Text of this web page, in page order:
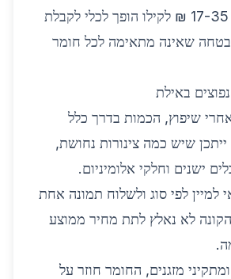
בסיווג. כך טווח 17-35 ₪ לקילו הופך לכלי לקבלת
שאינה מתאימה לכל חומר
באילת
שיפוץ, הכמות בדרך כלל
שיש כמה צינורות נחושת,
ישנים וחלקי אלומיניום.
למיין לפי סוג ולשלוח תמונה אחת
לא נאלץ לתת מחיר ממוצע
מזגנים, החומר חוזר על